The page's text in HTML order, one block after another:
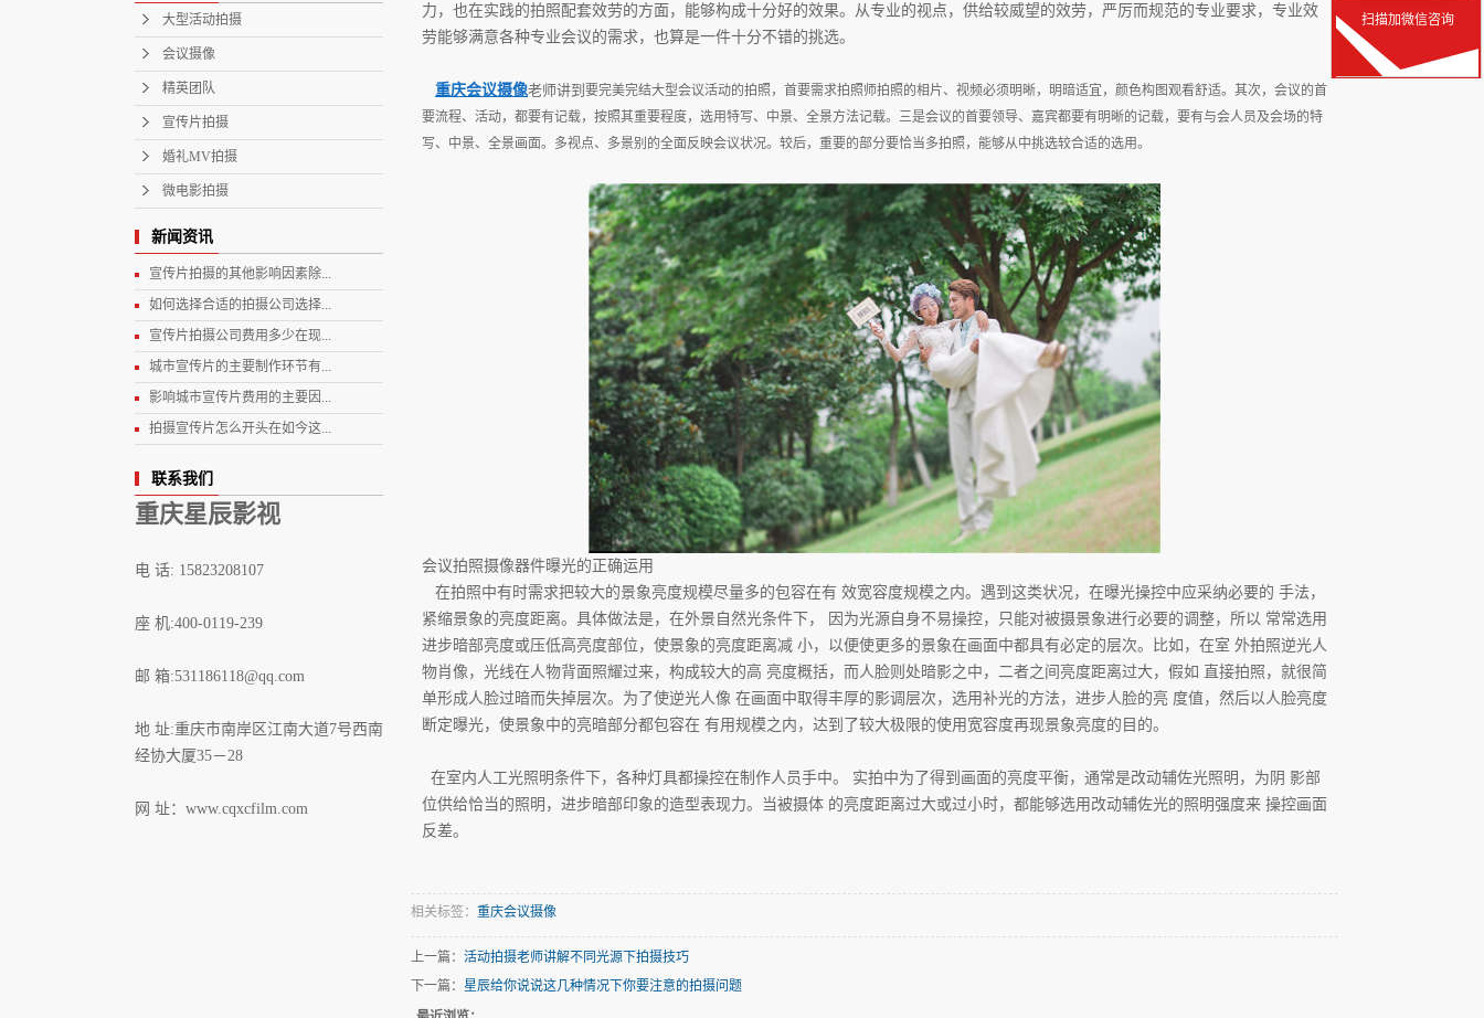
大型活动拍摄
会议摄像
精英团队
宣传片拍摄
婚礼MV拍摄
微电影拍摄
新闻资讯
宣传片拍摄的其他影响因素除...
如何选择合适的拍摄公司选择...
宣传片拍摄公司费用多少在现...
城市宣传片的主要制作环节有...
影响城市宣传片费用的主要因...
拍摄宣传片怎么开头在如今这...
联系我们
重庆星辰影视
电 话: 15823208107
座 机:400-0119-239
邮 箱:531186118@qq.com
地 址:重庆市南岸区江南大道7号西南
经协大厦35－28
网 址： www.cqxcfilm.com
力，也在实践的拍照配套效劳的方面，能够构成十分好的效果。从专业的视点，供给较威望的效劳，严厉而规范的专业要求，专业效
劳能够满意各种专业会议的需求，也算是一件十分不错的挑选。
重庆会议摄像老师讲到 要完美完结大型会议活动的拍照，首要需求拍照师拍照的相片、视频必须明晰，明暗适宜，颜色构图观看舒适。其次，会议的首
要流程、活动，都要有记载，按照其重要程度，选用特写、中景、全景方法记载。三是会议的首要领导、嘉宾都要有明晰的记载，要有与会人员及会场的特
写、中景、全景画面。多视点、多景别的全面反映会议状况。较后，重要的部分要恰当多拍照，能够从中挑选较合适的选用。
会议拍照摄像器件曝光的正确运用
在拍照中有时需求把较大的景象亮度规模尽量多的包容在有 效宽容度规模之内。遇到这类状况，在曝光操控中应采纳必要的 手法，
紧缩景象的亮度距离。具体做法是，在外景自然光条件下， 因为光源自身不易操控，只能对被摄景象进行必要的调整，所以 常常选用
进步暗部亮度或压低高亮度部位，使景象的亮度距离减 小，以便使更多的景象在画面中都具有必定的层次。比如，在室 外拍照逆光人
物肖像，光线在人物背面照耀过来，构成较大的高 亮度概括，而人脸则处暗影之中，二者之间亮度距离过大，假如 直接拍照，就很简
单形成人脸过暗而失掉层次。为了使逆光人像 在画面中取得丰厚的影调层次，选用补光的方法，进步人脸的亮 度值，然后以人脸亮度
断定曝光，使景象中的亮暗部分都包容在 有用规模之内，达到了较大极限的使用宽容度再现景象亮度的目的。
在室内人工光照明条件下，各种灯具都操控在制作人员手中。 实拍中为了得到画面的亮度平衡，通常是改动辅佐光照明，为阴 影部
位供给恰当的照明，进步暗部印象的造型表现力。当被摄体 的亮度距离过大或过小时，都能够选用改动辅佐光的照明强度来 操控画面
反差。
相关标签： 重庆会议摄像
上一篇： 活动拍摄老师讲解不同光源下拍摄技巧
下一篇： 星辰给你说说这几种情况下你要注意的拍摄问题
扫描加微信咨询